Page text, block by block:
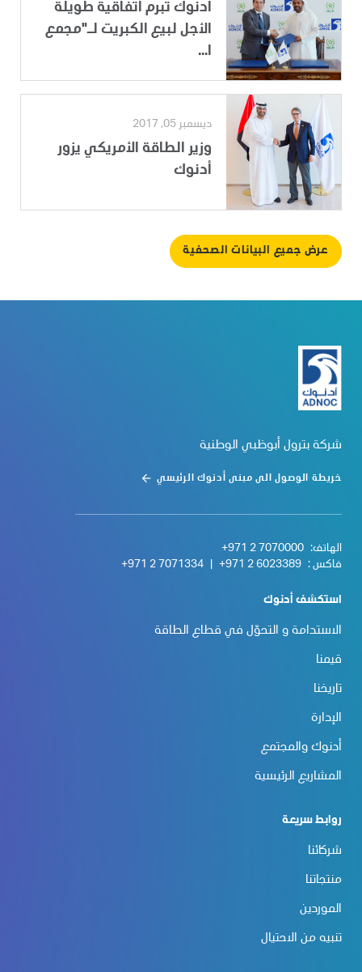
أدنوك تبرم اتفاقية طويلة
الأجل لبيع الكبريت لـ"مجمع
ا...
ديسمبر 05, 2017
وزير الطاقة الأمريكي يزور
أدنوك
عرض جميع البيانات الصحفية
شركة بترول أبوظبي الوطنية
خريطة الوصول الى مبنى أدنوك الرئيسي
الهاتف: +971 2 7070000
فاكس : +971 2 6023389
+971 2 7071334
استكشف أدنوك
الاستدامة و التحوّل في قطاع الطاقة
قيمنا
تاريخنا
الإدارة
أدنوك والمجتمع
المشاريع الرئيسية
روابط سريعة
شركائنا
منتجاتنا
الموردين
تنبيه من الاحتيال